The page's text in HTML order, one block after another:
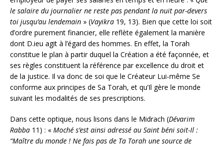
le salaire du journalier ne reste pas pendant la nuit par-devers
toi jusqu’au lendemain » (Vayikra 19, 13). Bien que cette loi soit
d’ordre purement financier, elle reflète également la manière
dont D.ieu agit à l’égard des hommes. En effet, la Torah
constitue le plan à partir duquel la Création a été façonnée, et
ses règles constituent la référence par excellence du droit et
de la justice. Il va donc de soi que le Créateur Lui-même Se
conforme aux principes de Sa Torah, et qu’Il gère le monde
suivant les modalités de ses prescriptions.
Dans cette optique, nous lisons dans le Midrach (Dévarim
Rabba 11) : « Moché s’est ainsi adressé au Saint béni soit-Il :
“Maître du monde ! Ne fais pas de Ta Torah une source de